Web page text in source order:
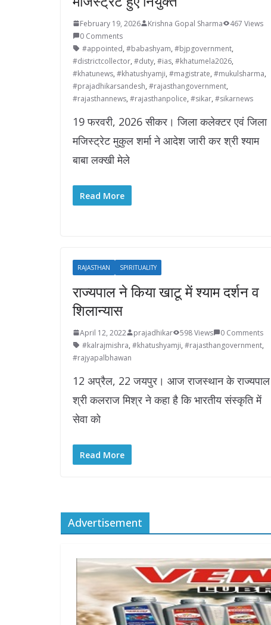
February 19, 2026 Krishna Gopal Sharma
467 Views
0 Comments
#appointed, #babashyam, #bjpgovernment,
#districtcollector, #duty, #ias, #khatumela2026,
#khatunews, #khatushyamji, #magistrate, #mukulsharma,
#prajadhikarsandesh, #rajasthangovernment,
#rajasthannews, #rajasthanpolice, #sikar, #sikarnews
19 फरवरी, 2026 सीकर। जिला कलेक्टर एवं जिला
मजिस्ट्रेट मुकुल शर्मा ने आदेश जारी कर श्री श्याम
बाबा लक्खी मेले
Read More
RAJASTHAN SPIRITUALITY
राज्यपाल ने किया खाटू में श्याम दर्शन व
शिलान्यास
April 12, 2022 prajadhikar 598 Views
0 Comments
#kalrajmishra, #khatushyamji, #rajasthangovernment,
#rajyapalbhawan
12 अप्रैल, 22 जयपुर। आज राजस्थान के राज्यपाल
श्री कलराज मिश्र ने कहा है कि भारतीय संस्कृति में
सेवा को
Read More
Advertisement